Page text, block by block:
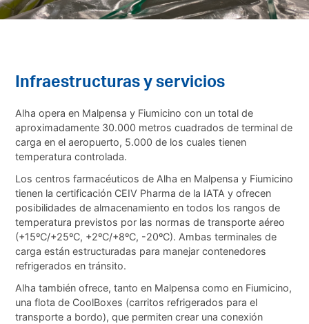
Infraestructuras y servicios
Alha opera en Malpensa y Fiumicino con un total de
aproximadamente 30.000 metros cuadrados de terminal de
carga en el aeropuerto, 5.000 de los cuales tienen
temperatura controlada.
Los centros farmacéuticos de Alha en Malpensa y Fiumicino
tienen la certificación CEIV Pharma de la IATA y ofrecen
posibilidades de almacenamiento en todos los rangos de
temperatura previstos por las normas de transporte aéreo
(+15ºC/+25ºC, +2ºC/+8ºC, -20ºC). Ambas terminales de
carga están estructuradas para manejar contenedores
refrigerados en tránsito.
Alha también ofrece, tanto en Malpensa como en Fiumicino,
una flota de CoolBoxes (carritos refrigerados para el
transporte a bordo), que permiten crear una conexión